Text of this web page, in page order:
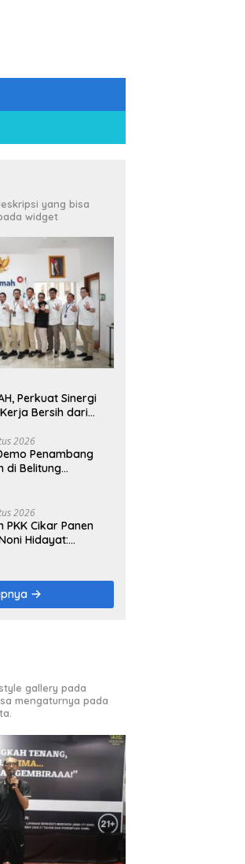
yang bisa
widget
Perkuat Sinergi
Bersih dari
2026
Penambang
di Belitung
Perpres Segera
2026
PKK Cikar Panen
Hidayat:
gallery pada
mengaturnya pada